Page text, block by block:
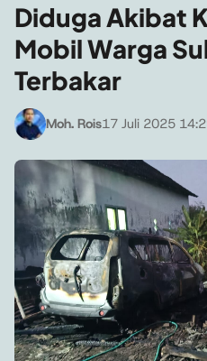
Diduga Akibat
Mobil Warga
Terbakar
Moh. Rois17 Juli 2025